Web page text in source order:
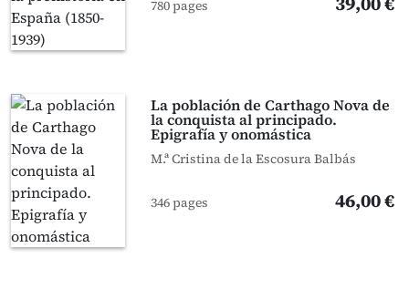
780 pages
La población de Carthago Nova de
la conquista al principado.
Epigrafía y onomástica
M.ª Cristina de la Escosura Balbás
346 pages 46,00 €